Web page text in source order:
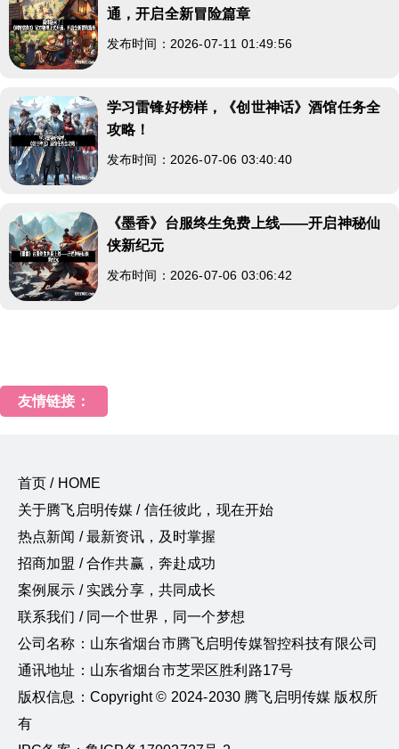
通，开启全新冒险篇章
发布时间：2026-07-11 01:49:56
学习雷锋好榜样，《创世神话》酒馆任务全
攻略！
发布时间：2026-07-06 03:40:40
《墨香》台服终生免费上线——开启神秘仙
侠新纪元
发布时间：2026-07-06 03:06:42
友情链接：
首页 / HOME
关于腾飞启明传媒 / 信任彼此，现在开始
热点新闻 / 最新资讯，及时掌握
招商加盟 / 合作共赢，奔赴成功
案例展示 / 实践分享，共同成长
联系我们 / 同一个世界，同一个梦想
公司名称：山东省烟台市腾飞启明传媒智控科技有限公司
通讯地址：山东省烟台市芝罘区胜利路17号
版权信息：Copyright © 2024-2030 腾飞启明传媒 版权所
有